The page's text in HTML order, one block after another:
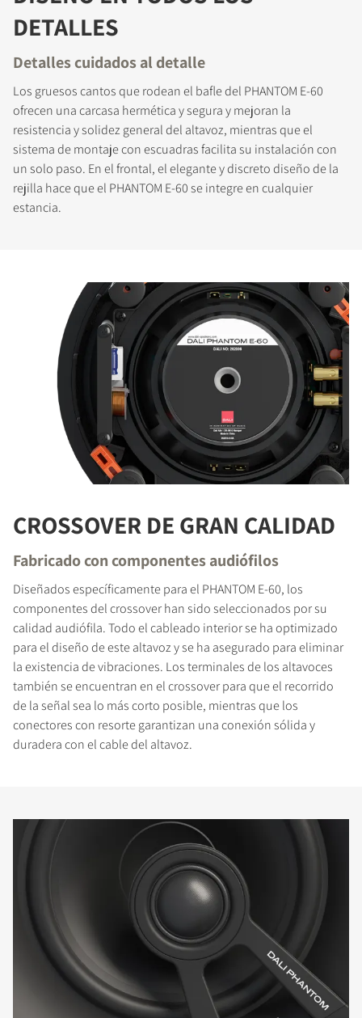
DETALLES
Detalles cuidados al detalle
Los gruesos cantos que rodean el bafle del PHANTOM E-60
ofrecen una carcasa hermética y segura y mejoran la
resistencia y solidez general del altavoz, mientras que el
sistema de montaje con escuadras facilita su instalación con
un solo paso. En el frontal, el elegante y discreto diseño de la
rejilla hace que el PHANTOM E-60 se integre en cualquier
estancia.
CROSSOVER DE GRAN CALIDAD
Fabricado con componentes audiófilos
Diseñados específicamente para el PHANTOM E-60, los
componentes del crossover han sido seleccionados por su
calidad audiófila. Todo el cableado interior se ha optimizado
para el diseño de este altavoz y se ha asegurado para eliminar
la existencia de vibraciones. Los terminales de los altavoces
también se encuentran en el crossover para que el recorrido
de la señal sea lo más corto posible, mientras que los
conectores con resorte garantizan una conexión sólida y
duradera con el cable del altavoz.